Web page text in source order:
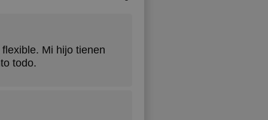
Mi hijo tienen
todo.